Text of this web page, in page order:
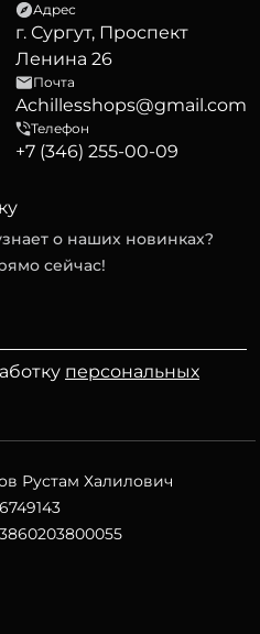
Адрес
г. Сургут, Проспект
Ленина 26
Почта
Achillesshops@gmail.com
Телефон
+7 (346) 255-00-09
о наших новинках?
сейчас!
персональных
Рустам Халилович